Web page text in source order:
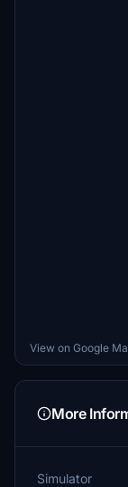
View on Google
More
Simulator